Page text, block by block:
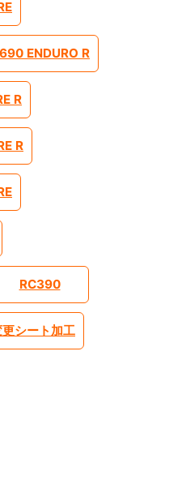
690 ENDURO R
R
R
RC390
シート加工